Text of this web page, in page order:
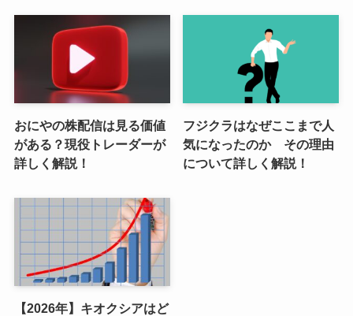
おにやの株配信は見る価値
がある？現役トレーダーが
詳しく解説！
フジクラはなぜここまで人
気になったのか その理由
について詳しく解説！
【2026年】キオクシアはど